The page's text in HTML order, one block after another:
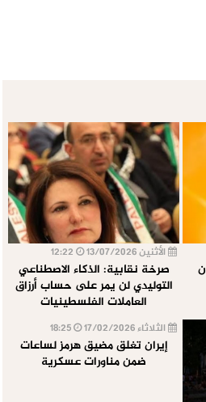
الأثنين 13/07/2026
صرخة نقابية: الذكاء الاصطناعي
التوليدي لن يمر على حساب أرزاق
العاملات الفلسطينيات
الثلاثاء 17/02/2026
إيران تغلق مضيق هرمز لساعات
ضمن مناورات عسكرية